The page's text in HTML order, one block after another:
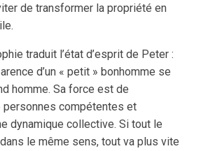
de transformer la propriété en
traduit l’état d’esprit de Peter :
d’un « petit » bonhomme se
homme. Sa force est de
personnes compétentes et
dynamique collective. Si tout le
le même sens, tout va plus vite